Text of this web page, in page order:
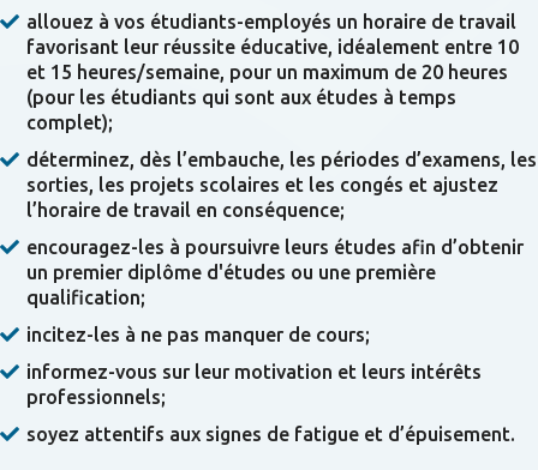
allouez à vos étudiants-employés un horaire de travail
favorisant leur réussite éducative, idéalement entre 10
et 15 heures/semaine, pour un maximum de 20 heures
(pour les étudiants qui sont aux études à temps
complet);
déterminez, dès l’embauche, les périodes d’examens, les
sorties, les projets scolaires et les congés et ajustez
l’horaire de travail en conséquence;
encouragez-les à poursuivre leurs études afin d’obtenir
un premier diplôme d'études ou une première
qualification;
incitez-les à ne pas manquer de cours;
informez-vous sur leur motivation et leurs intérêts
professionnels;
soyez attentifs aux signes de fatigue et d’épuisement.